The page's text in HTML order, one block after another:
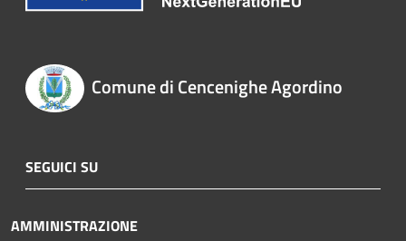
Comune di Cencenighe Agordino
SEGUICI SU
AMMINISTRAZIONE